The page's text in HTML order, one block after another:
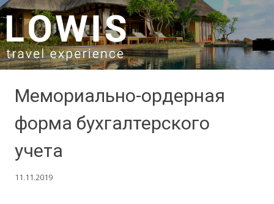
SKIP TO CONTENT
Мемориально-ордерная
форма бухгалтерского
учета
11.11.2019